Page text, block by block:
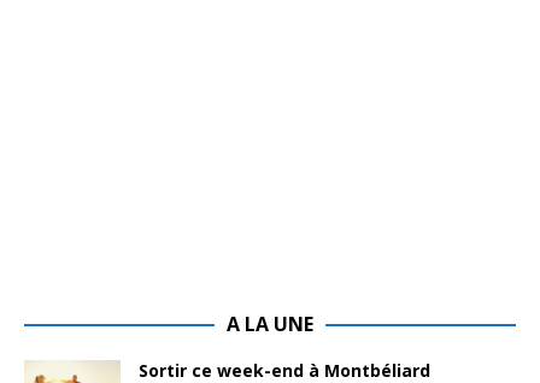
A LA UNE
Sortir ce week-end à Montbéliard